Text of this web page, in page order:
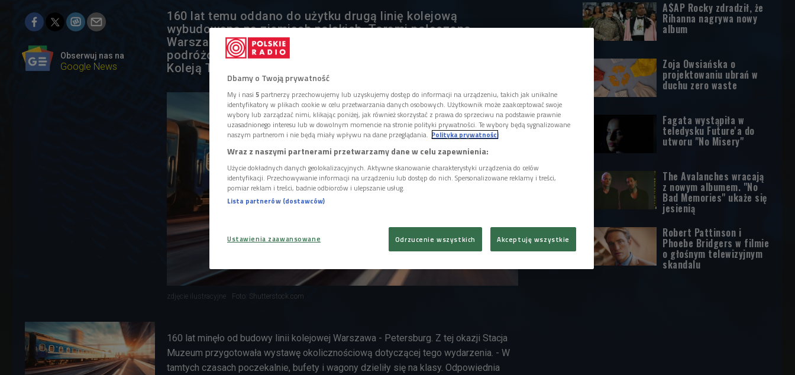
Obserwuj nas na
Google News
160 lat temu oddano do użytku drugą linię kolejową
wybudowaną na ziemiach polskich. Torami połączono
Warszawę z Petersburgiem. Sprawdzamy, jak się
podróżowało tą trasą i dlaczego warto wybrać się w podróż
Koleją Transsyberyjską.
zdjęcie ilustracyjne Foto: Shutterstock.com
160 lat minęło od budowy linii kolejowej Warszawa - Petersburg. Z tej okazji Stacja
Muzeum przygotowała wystawę okolicznościową dotyczącej tego wydarzenia. - W
tamtych czasach poczekalnie, bufety i wagony dzieliły się na klasy. Odpowiednia
A$AP Rocky zdradził, że
Rihanna nagrywa nowy
album
Zoja Owsiańska o
projektowaniu ubrań w
duchu zero waste
Fagata wystąpiła w
teledysku Future'a do
utworu "No Misery"
The Avalanches wracają
z nowym albumem. "No
Bad Memories" ukaże się
jesienią
Robert Pattinson i
Phoebe Bridgers w filmie
o głośnym telewizyjnym
skandalu
Dbamy o Twoją prywatność
My i nasi 5 partnerzy przechowujemy lub uzyskujemy dostęp do informacji na urządzeniu, takich jak unikalne
identyfikatory w plikach cookie w celu przetwarzania danych osobowych. Użytkownik może zaakceptować swoje
wybory lub zarządzać nimi, klikając poniżej, jak również skorzystać z prawa do sprzeciwu na podstawie prawnie
uzasadnionego interesu lub w dowolnym momencie na stronie polityki prywatności. Te wybory będą sygnalizowane
naszym partnerom i nie będą miały wpływu na dane przeglądania. Polityka prywatności
Wraz z naszymi partnerami przetwarzamy dane w celu zapewnienia:
Użycie dokładnych danych geolokalizacyjnych. Aktywne skanowanie charakterystyki urządzenia do celów
identyfikacji. Przechowywanie informacji na urządzeniu lub dostęp do nich. Spersonalizowane reklamy i treści,
pomiar reklam i treści, badnie odbiorców i ulepszanie usług.
Lista partnerów (dostawców)
Ustawienia zaawansowane Odrzucenie wszystkich Akceptuję wszystkie